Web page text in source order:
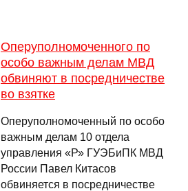
Оперуполномоченного по
особо важным делам МВД
обвиняют в посредничестве
во взятке
Оперуполномоченный по особо
важным делам 10 отдела
управления «Р» ГУЭБиПК МВД
России Павел Китасов
обвиняется в посредничестве